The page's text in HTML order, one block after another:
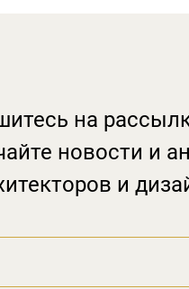
на
новости и
и